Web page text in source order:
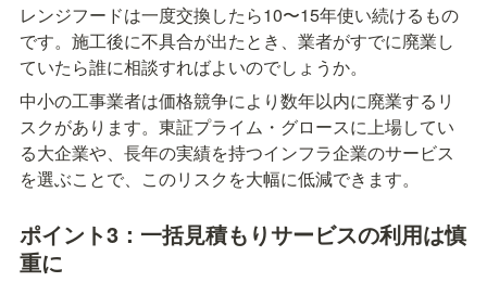
レンジフードは一度交換したら10〜15年使い続けるもの
です。施工後に不具合が出たとき、業者がすでに廃業し
ていたら誰に相談すればよいのでしょうか。
中小の工事業者は価格競争により数年以内に廃業するリ
スクがあります。東証プライム・グロースに上場してい
る大企業や、長年の実績を持つインフラ企業のサービス
を選ぶことで、このリスクを大幅に低減できます。
ポイント3：一括見積もりサービスの利用は慎
重に